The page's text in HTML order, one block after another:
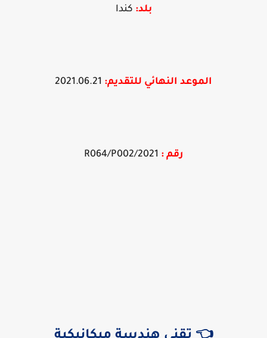
بلد: كندا
الموعد النهائيللتقديم:
2021.06.21
رقم : 2021/R064/P002